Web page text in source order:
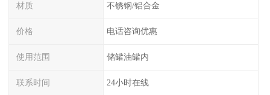
材质 不锈钢/铝合金
价格 电话咨询优惠
使用范围 储罐油罐内
联系时间 24小时在线